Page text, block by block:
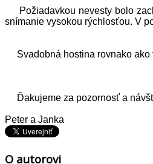
Požiadavkou nevesty bolo
snímanie vysokou rýchlosťou. V
Svadobná hostina rovnako ako
Ďakujeme za pozornosť a
Peter a Janka
O autorovi